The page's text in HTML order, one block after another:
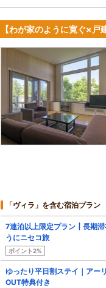
【わが家のように寛ぐ×
「ヴィラ」を含む宿泊プラン
7連泊以上限定プラン┃長期滞
うにニセコ旅
ポイント2%
ゆったり平日割ステイ｜アー
OUT特典付き